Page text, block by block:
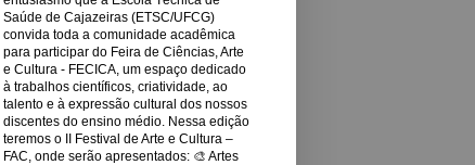
Saúde de Cajazeiras (ETSC/UFCG)
convida toda a comunidade acadêmica
para participar do Feira de Ciências, Arte
e Cultura - FECICA, um espaço dedicado
à trabalhos científicos, criatividade, ao
talento e à expressão cultural dos nossos
discentes do ensino médio. Nessa edição
teremos o II Festival de Arte e Cultura –
FAC, onde serão apresentados: 🎨 Artes